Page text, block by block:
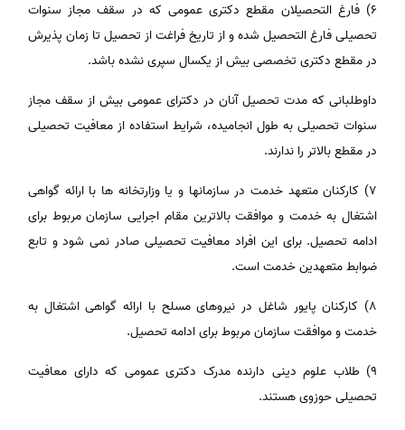
۶) فارغ التحصیلان مقطع دکتری عمومی که در سقف مجاز سنوات
تحصیلی فارغ التحصیل شده و از تاریخ فراغت از تحصیل تا زمان پذیرش
در مقطع دکتری تخصصی بیش از یکسال سپری نشده باشد.
داوطلبانی که مدت تحصیل آنان در دکترای عمومی بیش از سقف مجاز
سنوات تحصیلی به طول انجامیده، شرایط استفاده از معافیت تحصیلی
در مقطع بالاتر را ندارند.
٧) کارکنان متعهد خدمت در سازمانها و یا وزارتخانه ها با ارائه گواهی
اشتغال به خدمت و موافقت بالاترین مقام اجرایی سازمان مربوط برای
ادامه تحصیل. برای این افراد معافیت تحصیلی صادر نمی شود و تابع
ضوابط متعهدین خدمت است.
٨) کارکنان پایور شاغل در نیروهای مسلح با ارائه گواهی اشتغال به
خدمت و موافقت سازمان مربوط برای ادامه تحصیل.
٩) طلاب علوم دینی دارنده مدرک دکتری عمومی که دارای معافیت
تحصیلی حوزوی هستند.